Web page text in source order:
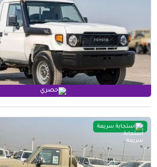
حصري
استجابة سريعة